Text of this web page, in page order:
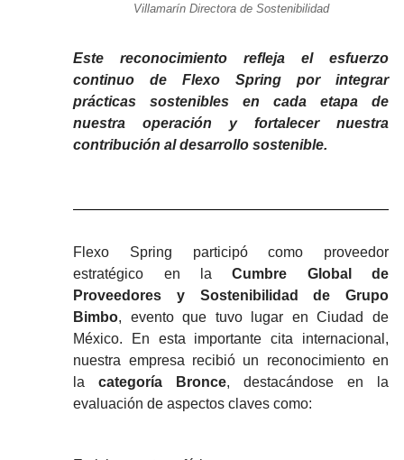
Villamarín Directora de Sostenibilidad
Este reconocimiento refleja el esfuerzo
continuo de Flexo Spring por integrar
prácticas sostenibles en cada etapa de
nuestra operación y fortalecer nuestra
contribución al desarrollo sostenible.
Flexo Spring participó como proveedor
estratégico en laCumbre Global de
Proveedores y Sostenibilidad de Grupo
Bimbo, evento que tuvo lugar en Ciudad de
México. En esta importante cita internacional,
nuestra empresa recibió un reconocimiento en
lacategoría Bronce, destacándose en la
evaluación de aspectos claves como: